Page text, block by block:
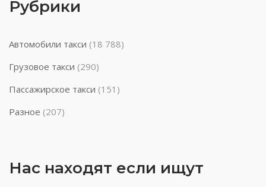
Рубрики
Автомобили такси (18 788)
Грузовое такси (290)
Пассажирское такси (151)
Разное (207)
Нас находят если ищут